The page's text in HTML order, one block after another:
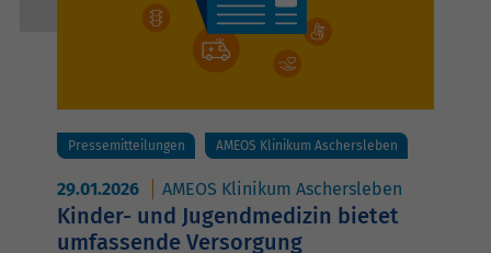
Pressemitteilungen AMEOS Klinikum Aschersleben
29.01.2026 AMEOS Klinikum Aschersleben
Kinder- und Jugendmedizin bietet
umfassende Versorgung